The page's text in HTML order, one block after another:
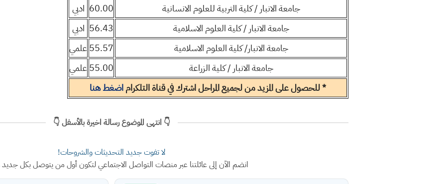
جامعة الانبار / كلية التربية للعلوم الانسانية
60.00 ادبي
جامعة الانبار / كلية العلوم الاسلامية
56.43 ادبي
جامعة الانبار/ كلية العلوم الاسلامية
55.57 علمي
جامعة الانبار / كلية الزراعة
55.00 علمي
* للحصول على المزيد من لجميع المراحل اشترك في قناة التلكراماضغط هنا
👇 انتهى الموضوع رسالة اخيرة بالأسفل 👇
لا تفوت جديد التحديثات والشروحات!
انضم الآن إلى عائلتنا عبر منصات التواصل الاجتماعي لتكون أول من يتوصل بكل